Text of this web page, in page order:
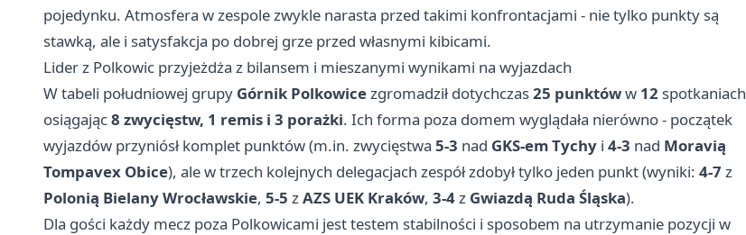
pojedynku. Atmosfera w zespole zwykle narasta przed takimi konfrontacjami - nie tylko punkty są
stawką, ale i satysfakcja po dobrej grze przed własnymi kibicami.
Lider z Polkowic przyjeżdża z bilansem i mieszanymi wynikami na wyjazdach
W tabeli południowej grupy Górnik Polkowicezgromadził dotychczas25 punktóww 12 spotkaniach
osiągając8 zwycięstw, 1 remis i 3 porażki. Ich forma poza domem wyglądała nierówno - początek
wyjazdów przyniósł komplet punktów (m.in. zwycięstwa 5-3 nad GKS-em Tychy i 4-3 nad Moravią
Tompavex Obice), ale w trzech kolejnych delegacjach zespół zdobył tylko jeden punkt (wyniki: 4-7 z
Polonią Bielany Wrocławskie, 5-5 zAZS UEK Kraków, 3-4z Gwiazdą Ruda Śląska).
Dla gości każdy mecz poza Polkowicami jest testem stabilności i sposobem na utrzymanie pozycji w